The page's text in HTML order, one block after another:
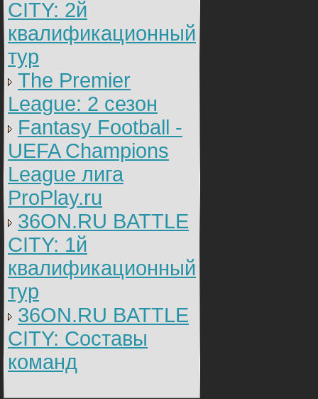
CITY: 2й
квалификационный
тур
The Premier
League: 2 cезон
Fantasy Football -
UEFA Champions
League лига
ProPlay.ru
36ON.RU BATTLE
CITY: 1й
квалификационный
тур
36ON.RU BATTLE
CITY: Составы
команд